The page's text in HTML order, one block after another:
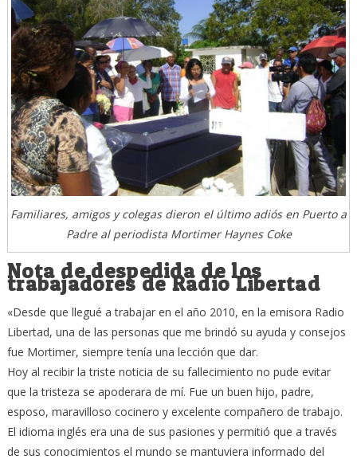
Familiares, amigos y colegas dieron el último adiós en Puerto a
Padre al periodista Mortimer Haynes Coke
Nota de despedida de los
trabajadores de Radio Libertad
«Desde que llegué a trabajar en el año 2010, en la emisora Radio
Libertad, una de las personas que me brindó su ayuda y consejos
fue Mortimer, siempre tenía una lección que dar.
Hoy al recibir la triste noticia de su fallecimiento no pude evitar
que la tristeza se apoderara de mí. Fue un buen hijo, padre,
esposo, maravilloso cocinero y excelente compañero de trabajo.
El idioma inglés era una de sus pasiones y permitió que a través
de sus conocimientos el mundo se mantuviera informado del